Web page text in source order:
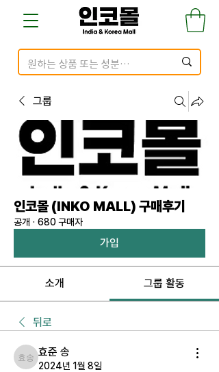
그룹
인코몰 (INKO MALL) 구매후기
공개 · 680 구매자
가입
소개 그룹 활동
뒤로
효준 송
효준 송
2024년 1월 8일